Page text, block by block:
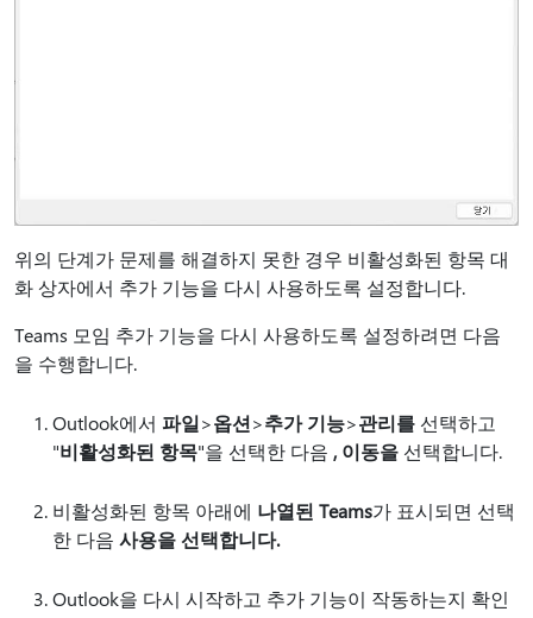
위의 단계가 문제를 해결하지 못한 경우 비활성화된 항목 대
화 상자에서 추가 기능을 다시 사용하도록 설정합니다.
Teams 모임 추가 기능을 다시 사용하도록 설정하려면 다음
을 수행합니다.
Outlook에서 파일>옵션>추가 기능>관리를 선택하고
"비활성화된 항목"을 선택한 다음 , 이동을 선택합니다.
비활성화된 항목 아래에 나열된 Teams가 표시되면 선택
한 다음 사용을 선택합니다.
Outlook을 다시 시작하고 추가 기능이 작동하는지 확인